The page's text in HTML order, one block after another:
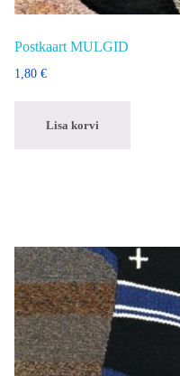
Postkaart MULGID
1,80 €
Lisa korvi